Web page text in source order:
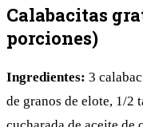
Calabacitas
porciones)
Ingredientes: 3
de granos de elote, 1/2